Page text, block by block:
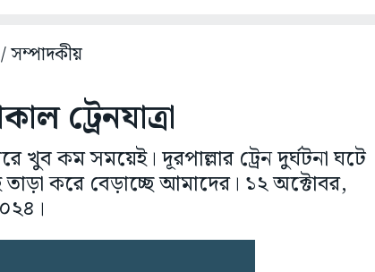
/ সম্পাদকীয়
ট্রেনযাত্রা
খুব কম সময়েই। দূরপাল্লার ট্রেন দুর্ঘটনা ঘটে
করে বেড়াচ্ছে আমাদের। ১২ অক্টোবর,